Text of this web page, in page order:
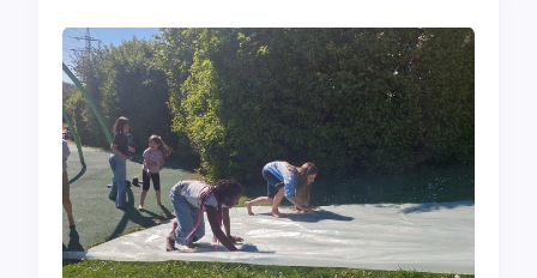
beim
Training
für
die
„Spiele
ohne
Grenzen“!